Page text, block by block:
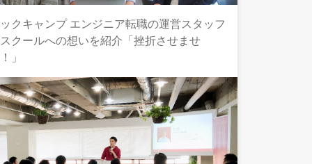
クキャンプ エンジニア転職の運営スタッフ
クールへの想いを紹介「挫折させませ
」